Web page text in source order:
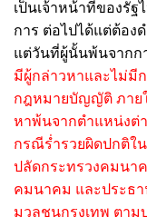
เป็นเจ้าหน้าที่ของรั
การ ต่อไปได้แต่ต้อง
แต่วันที่ผู้นั้นพ้นจากก
มีผู้กล่าวหาและไม่มี
กฎหมายบัญญัติ ภาย
หาพ้นจากตําแหน่งต่
กรณีร่ำรวยผิดปกติใ
ปลัดกระทรวงคมนา
คมนาคม และประธ
มวลชนกรุงเทพ ตา